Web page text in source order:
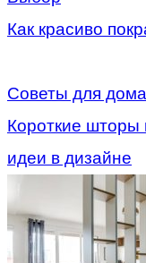
Как красиво
Советы для дома
Короткие шторы
идеи в дизайне